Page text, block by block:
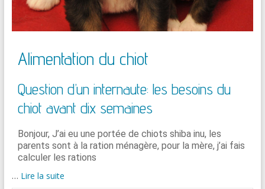
Alimentation du chiot
Question d’un internaute: les besoins du
chiot avant dix semaines
Bonjour, J’ai eu une portée de chiots shiba inu, les
parents sont à la ration ménagère, pour la mère, j’ai fais
calculer les rations
… Lire la suite